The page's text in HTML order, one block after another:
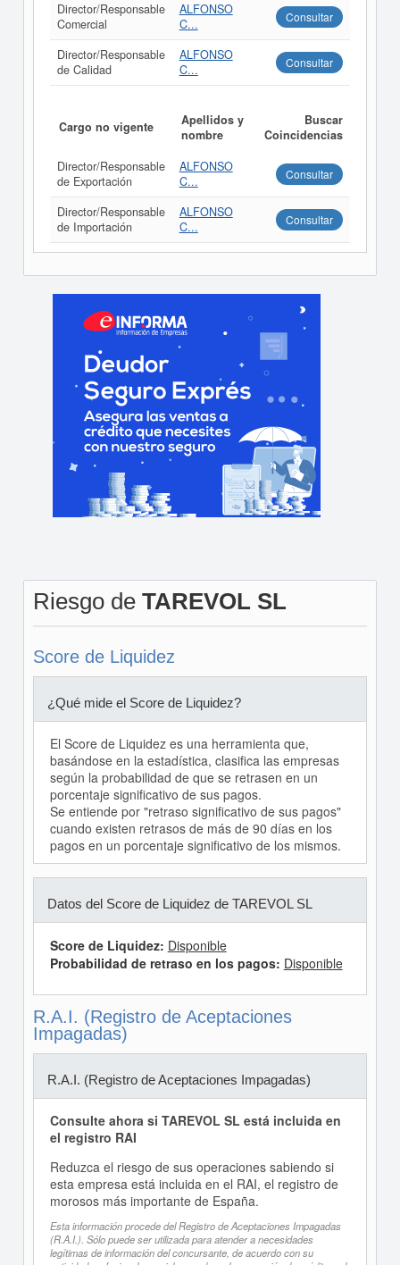
Director/Responsable
Comercial
ALFONSO
C...
Consultar
Director/Responsable
de Calidad
ALFONSO
C...
Consultar
Cargo no vigente
Apellidos y
nombre
Buscar
Coincidencias
Director/Responsable
de Exportación
ALFONSO
C...
Consultar
Director/Responsable
de Importación
ALFONSO
C...
Consultar
Riesgo de TAREVOL SL
Score de Liquidez
¿Qué mide el Score de Liquidez?
El Score de Liquidez es una herramienta que,
basándose en la estadística, clasifica las empresas
según la probabilidad de que se retrasen en un
porcentaje significativo de sus pagos.
Se entiende por "retraso significativo de sus pagos"
cuando existen retrasos de más de 90 días en los
pagos en un porcentaje significativo de los mismos.
Datos del Score de Liquidez de TAREVOL SL
Score de Liquidez: Disponible
Probabilidad de retraso en los pagos: Disponible
R.A.I. (Registro de Aceptaciones
Impagadas)
R.A.I. (Registro de Aceptaciones Impagadas)
Consulte ahora si TAREVOL SL está incluida en
el registro RAI
Reduzca el riesgo de sus operaciones sabiendo si
esta empresa está incluida en el RAI, el registro de
morosos más importante de España.
Esta información procede del Registro de Aceptaciones Impagadas
(R.A.I.). Sólo puede ser utilizada para atender a necesidades
legítimas de información del concursante, de acuerdo con su